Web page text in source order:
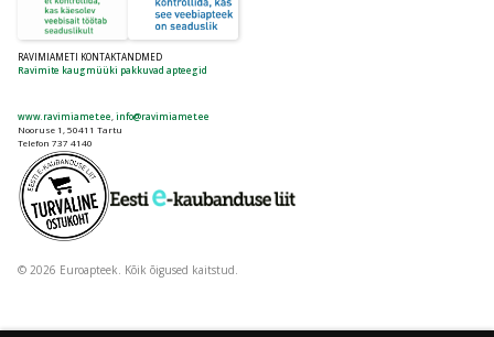
RAVIMIAMETI KONTAKTANDMED
Ravimite kaugmüüki pakkuvad apteegid
www.ravimiamet.ee info@ravimiamet.ee
Nooruse 1, 50411 Tartu
Telefon 737 4140
© 2026 Euroapteek. Kõik õigused kaitstud.